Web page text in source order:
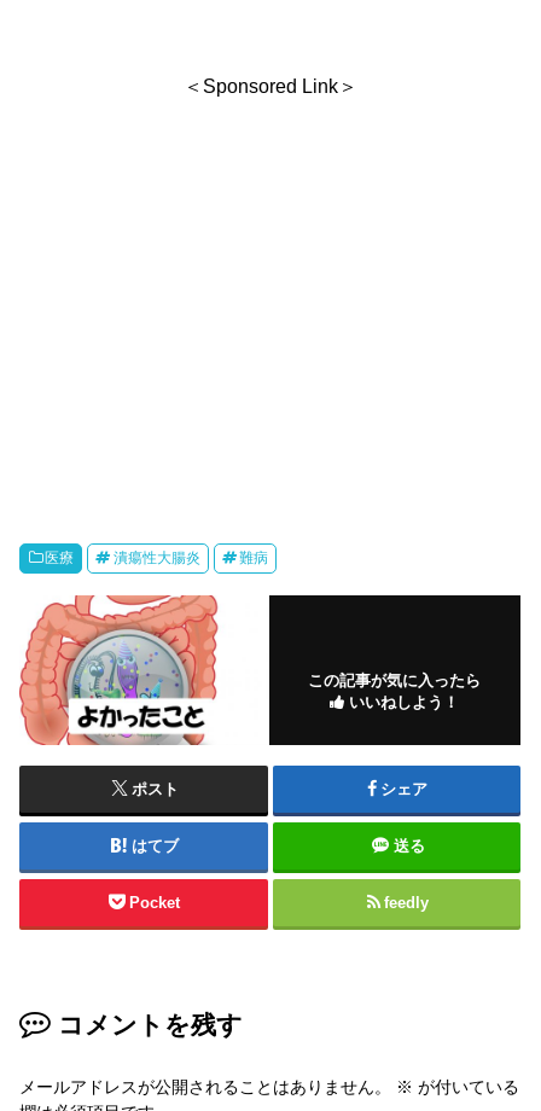
＜Sponsored Link＞
医療 潰瘍性大腸炎 難病
この記事が気に入ったら
いいねしよう！
ポスト シェア
はてブ 送る
Pocket feedly
コメントを残す
メールアドレスが公開されることはありません。 ※ が付いている